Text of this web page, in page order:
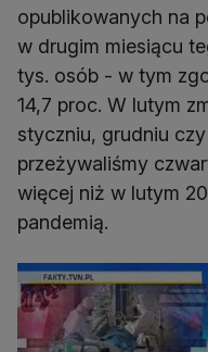
opublikowanych na
w drugim miesiącu
tys. osób - w tym
14,7 proc. W lutym
styczniu, grudniu
przeżywaliśmy
więcej niż w lutym
pandemią.